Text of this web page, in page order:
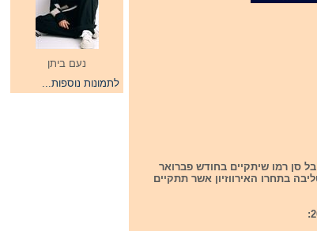
נעם ביתן
לתמונות נוספות...
6 שירים וישתתפו בפסטיבל סן רמו שיתקיים בחודש פברואר
לייצג את איטליבה בתחרו האירווזיון אשר תתקיים